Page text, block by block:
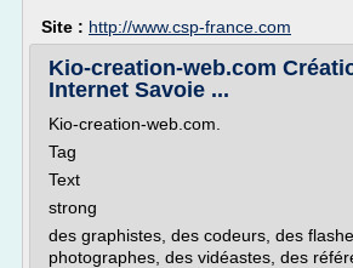
Site : http://www.csp-france.com
Kio-creation-web.com
Internet Savoie ...
Kio-creation-web.com.
Tag
Text
strong
des graphistes, des codeurs, des
photographes, des vidéastes, des